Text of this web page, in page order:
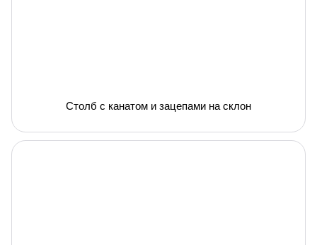
Столб с канатом и зацепами на склон